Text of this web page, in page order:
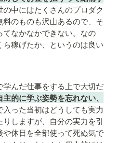
中にはたくさんのプロダク
料のものも沢山あるので、そ
なかなかできない。なの
稼げたか、というのは良い
学んだ仕事をする上で大切だ
主的に学ぶ姿勢を忘れない、
入った当初はどうしても実力
しますが、自分の実力を引
休日を全部使って死ぬ気で